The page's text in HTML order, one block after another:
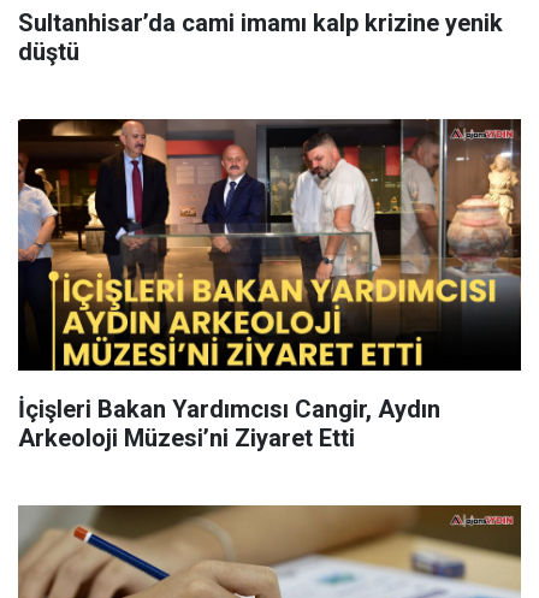
Sultanhisar’da cami imamı kalp krizine yenik
düştü
İçişleri Bakan Yardımcısı Cangir, Aydın
Arkeoloji Müzesi’ni Ziyaret Etti